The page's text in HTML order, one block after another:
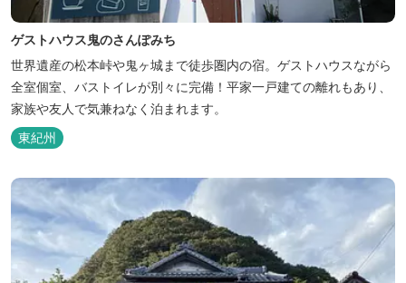
ゲストハウス鬼のさんぽみち
世界遺産の松本峠や鬼ヶ城まで徒歩圏内の宿。ゲストハウスながら
全室個室、バストイレが別々に完備！平家一戸建ての離れもあり、
家族や友人で気兼ねなく泊まれます。
東紀州